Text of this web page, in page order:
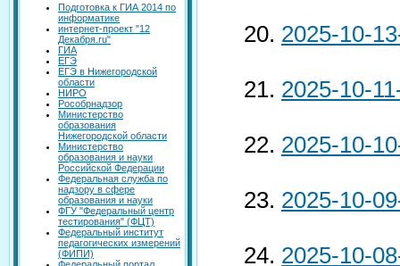
Подготовка к ГИА 2014 по
информатике
интернет-проект "12
Декабря.ru"
ГИА
ЕГЭ
ЕГЭ в Нижегородской
области
НИРО
Рособрнадзор
Министерство
образования
Нижегородской области
Министерство
образования и науки
Российской Федерации
Федеральная служба по
надзору в сфере
образования и науки
ФГУ "Федеральный центр
тестирования" (ФЦТ)
Федеральный институт
педагогических измерений
(ФИПИ)
2025-10-
2025-10-
2025-10-
2025-10-
2025-10-